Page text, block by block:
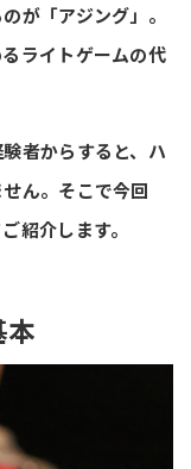
が「アジング」。
ライトゲームの代
者からすると、ハ
ん。そこで今回
紹介します。
本